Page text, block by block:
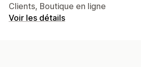
Clients, Boutique en ligne
Voir les détails